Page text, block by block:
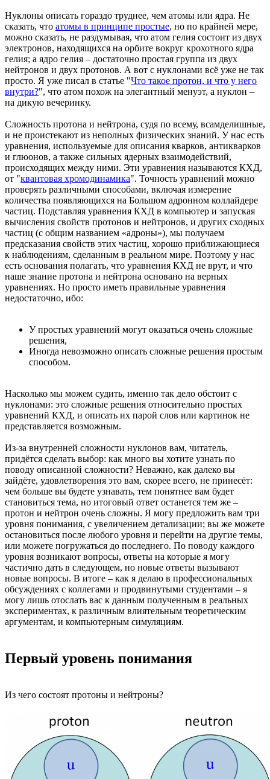
Нуклоны описать гораздо труднее, чем атомы или ядра. Не
сказать, что атомы в принципе простые, но по крайней мере,
можно сказать, не раздумывая, что атом гелия состоит из двух
электронов, находящихся на орбите вокруг крохотного ядра
гелия; а ядро гелия – достаточно простая группа из двух
нейтронов и двух протонов. А вот с нуклонами всё уже не так
просто. Я уже писал в статье "Что такое протон, и что у него
внутри?", что атом похож на элегантный менуэт, а нуклон –
на дикую вечеринку.
Сложность протона и нейтрона, судя по всему, всамделишные,
и не проистекают из неполных физических знаний. У нас есть
уравнения, используемые для описания кварков, антикварков
и глюонов, а также сильных ядерных взаимодействий,
происходящих между ними. Эти уравнения называются КХД,
от "квантовая хромодинамика". Точность уравнений можно
проверять различными способами, включая измерение
количества появляющихся на Большом адронном коллайдере
частиц. Подставляя уравнения КХД в компьютер и запуская
вычисления свойств протонов и нейтронов, и других сходных
частиц (с общим названием «адроны»), мы получаем
предсказания свойств этих частиц, хорошо приближающиеся
к наблюдениям, сделанным в реальном мире. Поэтому у нас
есть основания полагать, что уравнения КХД не врут, и что
наше знание протона и нейтрона основано на верных
уравнениях. Но просто иметь правильные уравнения
недостаточно, ибо:
У простых уравнений могут оказаться очень сложные
решения,
Иногда невозможно описать сложные решения простым
способом.
Насколько мы можем судить, именно так дело обстоит с
нуклонами: это сложные решения относительно простых
уравнений КХД, и описать их парой слов или картинок не
представляется возможным.
Из-за внутренней сложности нуклонов вам, читатель,
придётся сделать выбор: как много вы хотите узнать по
поводу описанной сложности? Неважно, как далеко вы
зайдёте, удовлетворения это вам, скорее всего, не принесёт:
чем больше вы будете узнавать, тем понятнее вам будет
становиться тема, но итоговый ответ останется тем же –
протон и нейтрон очень сложны. Я могу предложить вам три
уровня понимания, с увеличением детализации; вы же можете
остановиться после любого уровня и перейти на другие темы,
или можете погружаться до последнего. По поводу каждого
уровня возникают вопросы, ответы на которые я могу
частично дать в следующем, но новые ответы вызывают
новые вопросы. В итоге – как я делаю в профессиональных
обсуждениях с коллегами и продвинутыми студентами – я
могу лишь отослать вас к данным полученным в реальных
экспериментах, к различным влиятельным теоретическим
аргументам, и компьютерным симуляциям.
Первый уровень понимания
Из чего состоят протоны и нейтроны?